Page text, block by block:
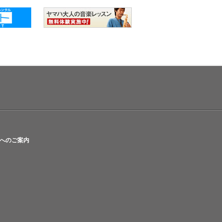
のご案内